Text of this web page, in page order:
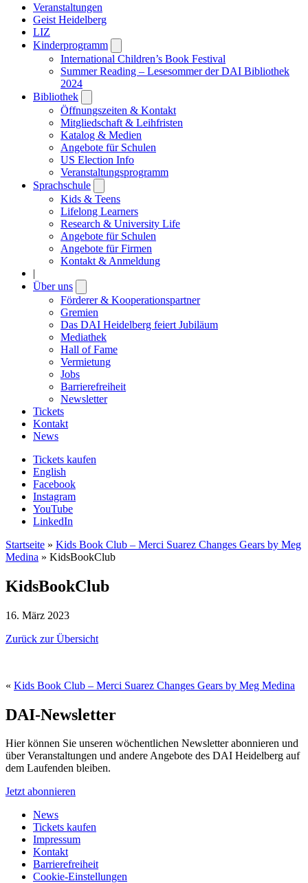
Veranstaltungen
Geist Heidelberg
LIZ
Kinderprogramm
submenu
International Children’s Book Festival
Summer Reading – Lesesommer der DAI Bibliothek
2024
Bibliothek
submenu
Öffnungszeiten & Kontakt
Mitgliedschaft & Leihfristen
Katalog & Medien
Angebote für Schulen
US Election Info
Veranstaltungsprogramm
Sprachschule
submenu
Kids & Teens
Lifelong Learners
Research & University Life
Angebote für Schulen
Angebote für Firmen
Kontakt & Anmeldung
|
Über uns
submenu
Förderer & Kooperationspartner
Gremien
Das DAI Heidelberg feiert Jubiläum
Mediathek
Hall of Fame
Vermietung
Jobs
Barrierefreiheit
Newsletter
Tickets
Kontakt
News
Tickets kaufen
English
Facebook
Instagram
YouTube
LinkedIn
Startseite » Kids Book Club – Merci Suarez Changes Gears by Meg
Medina » KidsBookClub
KidsBookClub
16. März 2023
Zurück zur Übersicht
« Kids Book Club – Merci Suarez Changes Gears by Meg Medina
DAI-Newsletter
Hier können Sie unseren wöchentlichen Newsletter abonnieren und
über Veranstaltungen und andere Angebote des DAI Heidelberg auf
dem Laufenden bleiben.
Jetzt abonnieren
News
Tickets kaufen
Impressum
Kontakt
Barrierefreiheit
Cookie-Einstellungen